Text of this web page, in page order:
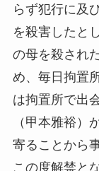
らず犯行に及
を殺害したと
の母を殺され
め、毎日拘置
は拘置所で出
（甲本雅裕）
寄ることから
この度解禁と